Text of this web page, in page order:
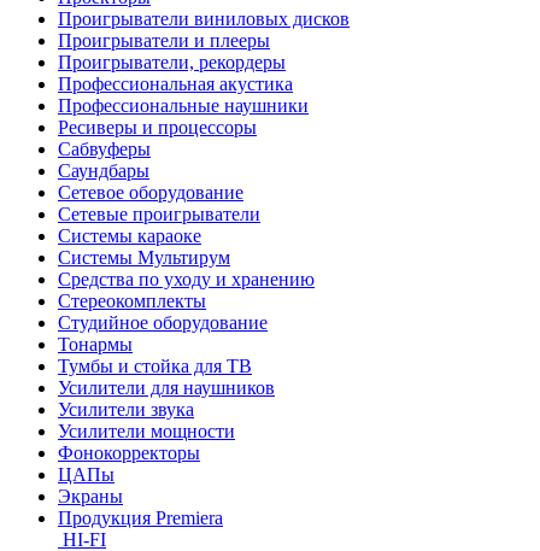
Проигрыватели виниловых дисков
Проигрыватели и плееры
Проигрыватели, рекордеры
Профессиональная акустика
Профессиональные наушники
Ресиверы и процессоры
Сабвуферы
Саундбары
Сетевое оборудование
Сетевые проигрыватели
Системы караоке
Системы Мультирум
Средства по уходу и хранению
Стереокомплекты
Студийное оборудование
Тонармы
Тумбы и стойка для ТВ
Усилители для наушников
Усилители звука
Усилители мощности
Фонокорректоры
ЦАПы
Экраны
Продукция Premiera
HI-FI